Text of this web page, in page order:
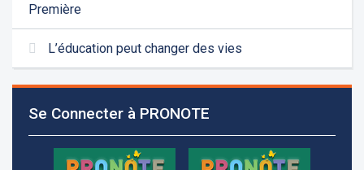
Première
L’éducation peut changer des vies
Se Connecter à PRONOTE